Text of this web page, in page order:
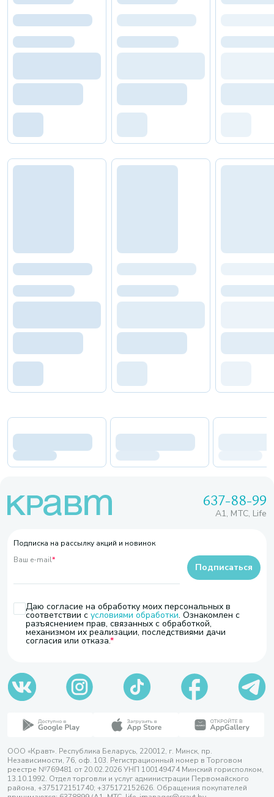
637-88-99
A1, МТС, Life
Подписка на рассылку акций и новинок
Ваш e-mail*
Даю согласие на обработку моих персональных в
соответствии с условиями обработки. Ознакомлен с
разъяснением прав, связанных с обработкой,
механизмом их реализации, последствиями дачи
согласия или отказа.
Подписаться
ООО «Кравт». Республика Беларусь, 220012, г. Минск, пр.
Независимости, 76, оф. 103. Регистрационный номер в Торговом
реестре №769481 от 20.02.2026 УНП 100149474 Минский горисполком,
13.10.1992. Отдел торговли и услуг администрации Первомайского
района, +375172151740; +375172152626. Обращения покупателей